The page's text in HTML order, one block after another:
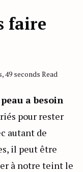
faire
49 seconds Read
a besoin
pour rester
autant de
il peut être
à notre teint le